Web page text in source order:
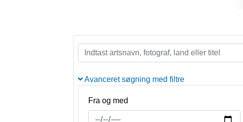
Avanceret søgning med filtre
Fra og med